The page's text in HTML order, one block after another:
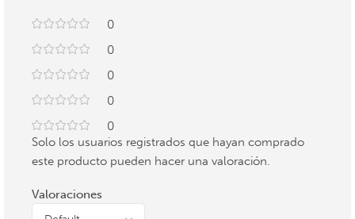
0
0
0
0
0
Valoraciones
Solo los usuarios registrados que hayan comprado
este producto pueden hacer una valoración.